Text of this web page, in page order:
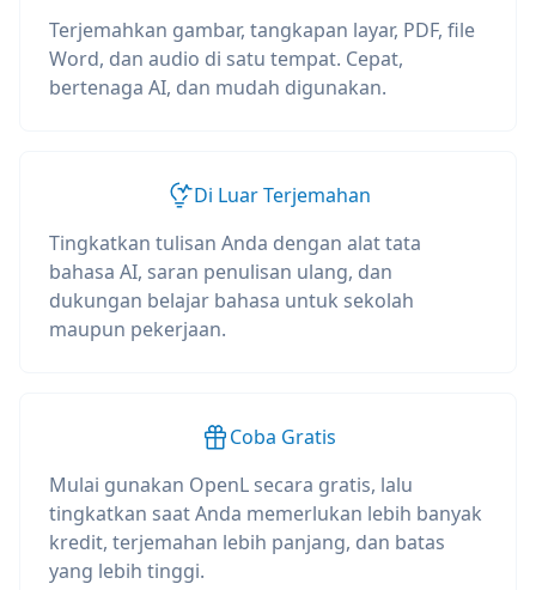
Terjemahkan gambar, tangkapan layar, PDF, file
Word, dan audio di satu tempat. Cepat,
bertenaga AI, dan mudah digunakan.
Di Luar Terjemahan
Tingkatkan tulisan Anda dengan alat tata
bahasa AI, saran penulisan ulang, dan
dukungan belajar bahasa untuk sekolah
maupun pekerjaan.
Coba Gratis
Mulai gunakan OpenL secara gratis, lalu
tingkatkan saat Anda memerlukan lebih banyak
kredit, terjemahan lebih panjang, dan batas
yang lebih tinggi.